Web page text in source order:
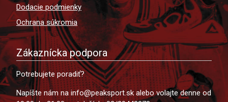
Dodacie podmienky
Ochrana súkromia
Zákaznícka podpora
Potrebujete poradiť?
Napíšte nám na info@peaksport.sk alebo volajte denne od